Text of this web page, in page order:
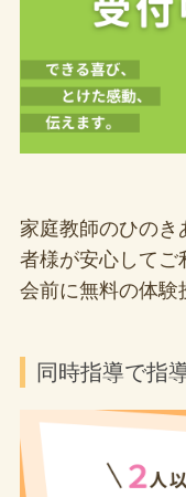
家庭教師のひのき
者様が安心してご
会前に無料の体験
同時指導で指